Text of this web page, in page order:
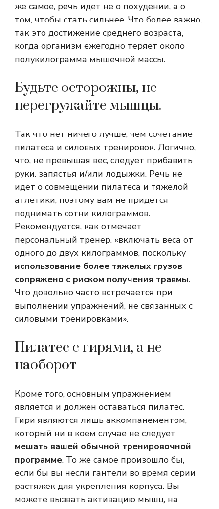
же самое, речь идет не о похудении, а о
том, чтобы стать сильнее. Что более важно,
так это достижение среднего возраста,
когда организм ежегодно теряет около
полукилограмма мышечной массы.
Будьте осторожны, не
перегружайте мышцы.
Так что нет ничего лучше, чем сочетание
пилатеса и силовых тренировок. Логично,
что, не превышая вес, следует прибавить
руки, запястья и/или лодыжки. Речь не
идет о совмещении пилатеса и тяжелой
атлетики, поэтому вам не придется
поднимать сотни килограммов.
Рекомендуется, как отмечает
персональный тренер, «включать веса от
одного до двух килограммов, поскольку
использование более тяжелых грузов
сопряжено с риском получения травмы.
Что довольно часто встречается при
выполнении упражнений, не связанных с
силовыми тренировками».
Пилатес с гирями, а не
наоборот
Кроме того, основным упражнением
является и должен оставаться пилатес.
Гири являются лишь аккомпанементом,
который ни в коем случае не следует
мешать вашей обычной тренировочной
программе. То же самое произошло бы,
если бы вы несли гантели во время серии
растяжек для укрепления корпуса. Вы
можете вызвать активацию мышц, на